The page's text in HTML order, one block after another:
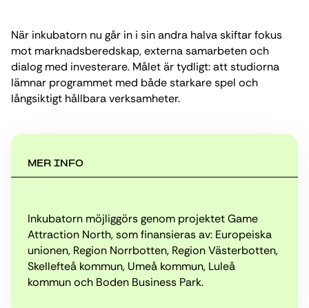
När inkubatorn nu går in i sin andra halva skiftar fokus
mot marknadsberedskap, externa samarbeten och
dialog med investerare. Målet är tydligt: att studiorna
lämnar programmet med både starkare spel och
långsiktigt hållbara verksamheter.
MER INFO
Inkubatorn möjliggörs genom projektet Game
Attraction North, som finansieras av: Europeiska
unionen, Region Norrbotten, Region Västerbotten,
Skellefteå kommun, Umeå kommun, Luleå
kommun och Boden Business Park.